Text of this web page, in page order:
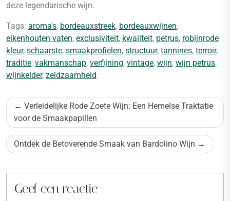
deze legendarische wijn.
Tags: aroma's, bordeauxstreek, bordeauxwijnen,
eikenhouten vaten, exclusiviteit, kwaliteit, petrus, robijnrode
kleur, schaarste, smaakprofielen, structuur, tannines, terroir,
traditie, vakmanschap, verfijning, vintage, wijn, wijn petrus,
wijnkelder, zeldzaamheid
Bericht
navigatie
Verleidelijke Rode Zoete Wijn: Een Hemelse Traktatie
voor de Smaakpapillen
Ontdek de Betoverende Smaak van Bardolino Wijn
Geef een reactie